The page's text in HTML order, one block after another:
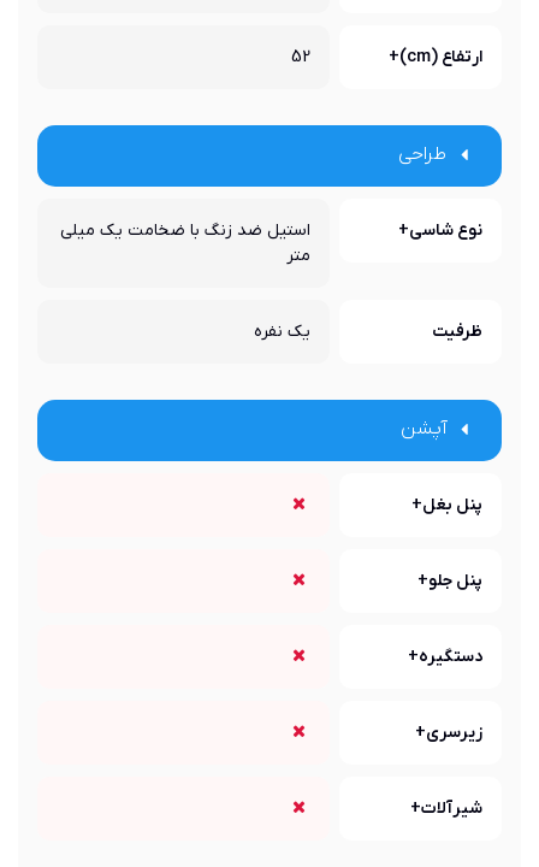
ارتفاع (cm)+ 52
طراحی
نوع شاسی+
استیل ضد زنگ با ضخامت یک میلی
متر
ظرفیت یک نفره
آپشن
پنل بغل+
پنل جلو+
دستگیره+
زیرسری+
شیرآلات+